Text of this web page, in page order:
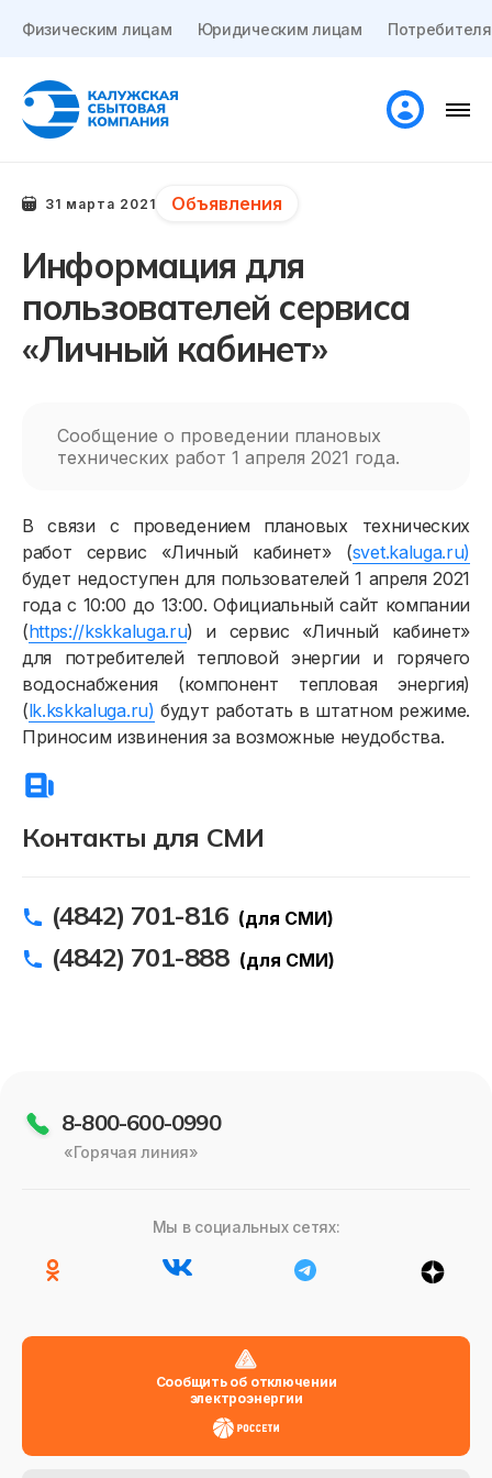
Физическим лицам Юридическим лицам
Контакты для СМИ
(4842) 701-816 (для СМИ)
(4842) 701-888 (для СМИ)
31 марта 2021 Объявления
Информация для
пользователей сервиса
«Личный кабинет»
Сообщение о проведении плановых
технических работ 1 апреля 2021 года.
В связи с проведением плановых технических
работ сервис «Личный кабинет» (svet.kaluga.ru)
будет недоступен для пользователей 1 апреля 2021
года с 10:00 до 13:00. Официальный сайт компании
(https://kskkaluga.ru) и сервис «Личный кабинет»
для потребителей тепловой энергии и горячего
водоснабжения (компонент тепловая энергия)
(lk.kskkaluga.ru) будут работать в штатном режиме.
Приносим извинения за возможные неудобства.
8-800-600-0990
«Горячая линия»
Мы в социальных сетях:
Сообщить об отключении
электроэнергии
Физическим лицам
Договор энергоснабжения
Расчёты и оплата
Должникам
Онлайн-сервисы